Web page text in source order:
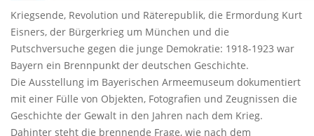
Kriegsende, Revolution und Räterepublik, die Ermordung Kurt
Eisners, der Bürgerkrieg um München und die
Putschversuche gegen die junge Demokratie: 1918-1923 war
Bayern ein Brennpunkt der deutschen Geschichte.
Die Ausstellung im Bayerischen Armeemuseum dokumentiert
mit einer Fülle von Objekten, Fotografien und Zeugnissen die
Geschichte der Gewalt in den Jahren nach dem Krieg.
Dahinter steht die brennende Frage, wie nach dem